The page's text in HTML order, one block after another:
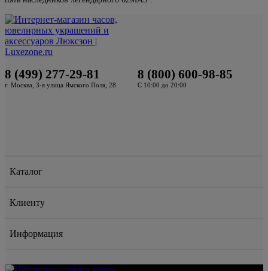
Каталог
Клиенту
Информация
8 (499) 277-29-81
г. Москва, 3-я улица Ямского Поля, 28
8 (800) 600-98-85
С 10:00 до 20:00